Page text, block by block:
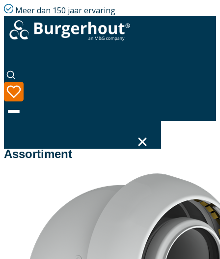
Meer dan 150 jaar ervaring
Oplossingen
Downloads
Assortiment